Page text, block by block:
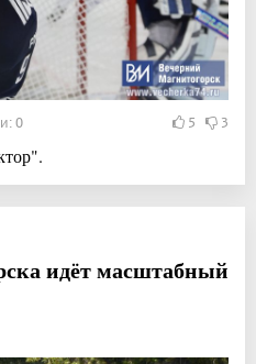
0 5 3
идёт масштабный